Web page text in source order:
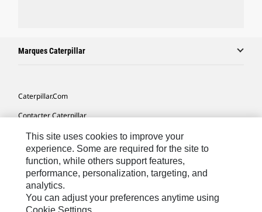
Marques Caterpillar
Caterpillar.com
Contacter Caterpillar
Mes Préférences Marketing
Plan Du Site
Cookie Settings
Légales
This site uses cookies to improve your
experience. Some are required for the site to
function, while others support features,
performance, personalization, targeting, and
analytics.
You can adjust your preferences anytime using
Cookie Settings.